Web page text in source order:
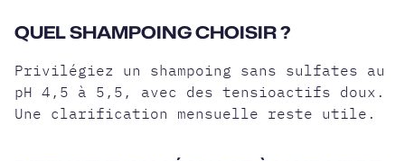
QUEL SHAMPOING CHOISIR ?
Privilégiez un shampoing sans sulfates au
pH 4,5 à 5,5, avec des tensioactifs doux.
Une clarification mensuelle reste utile.